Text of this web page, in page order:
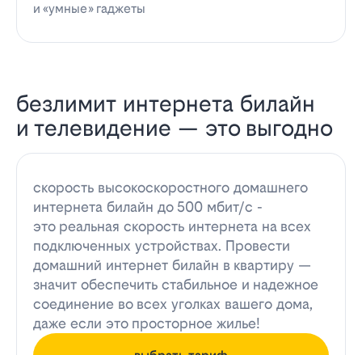
и «умные» гаджеты
безлимит интернета билайн
и телевидение — это выгодно
скорость высокоскоростного домашнего
интернета билайн до 500 мбит/с -
это реальная скорость интернета на всех
подключенных устройствах. Провести
домашний интернет билайн в квартиру —
значит обеспечить стабильное и надежное
соединение во всех уголках вашего дома,
даже если это просторное жилье!